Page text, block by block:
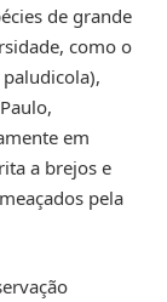
de grande
como o
em
a brejos e
pela